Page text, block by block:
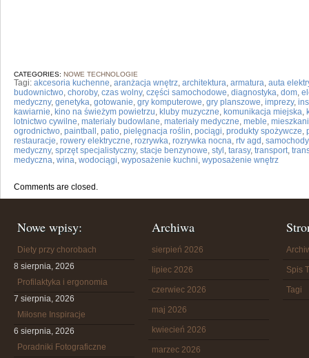
CATEGORIES: NOWE TECHNOLOGIE
Tagi: akcesoria kuchenne, aranżacja wnętrz, architektura, armatura, auta
budownictwo, choroby, czas wolny, części samochodowe, diagnostyka, dom,
medyczny, genetyka, gotowanie, gry komputerowe, gry planszowe, imprezy,
kawiarnie, kino na świeżym powietrzu, kluby muzyczne, komunikacja miejska,
lotnictwo cywilne, materiały budowlane, materiały medyczne, meble,
ogrodnictwo, paintball , patio, pielęgnacja roślin, pociągi, produkty spożywcze,
restauracje, rowery elektryczne, rozrywka, rozrywka nocna, rtv agd , samochody
medyczny, sprzęt specjalistyczny, stacje benzynowe, styl , tarasy, transport,
medyczna, wina, wodociągi, wyposażenie kuchni, wyposażenie wnętrz
Comments are closed.
Nowe wpisy:
Diety przy chorobach
8 sierpnia, 2026
Profilaktyka i ergonomia
7 sierpnia, 2026
Miłosne Inspiracje
6 sierpnia, 2026
Poradniki Fotograficzne
Archiwa
sierpień 2026
lipiec 2026
czerwiec 2026
maj 2026
kwiecień 2026
marzec 2026
Spis
Tagi